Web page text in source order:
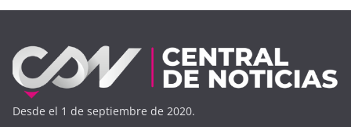
Desde el 1 de septiembre de 2020.